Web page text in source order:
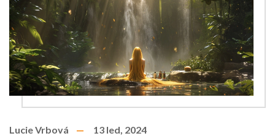
Lucie Vrbová 13 led, 2024